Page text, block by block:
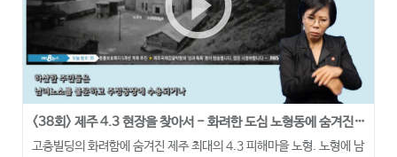
<38회> 제주 4.3 현장을 찾아서 - 화려한 도심 노형동에 숨겨진 4.3의 아픔
고층빌딩의 화려함에 숨겨진 제주 최대의 4.3 피해마을 노형. 노형에 남